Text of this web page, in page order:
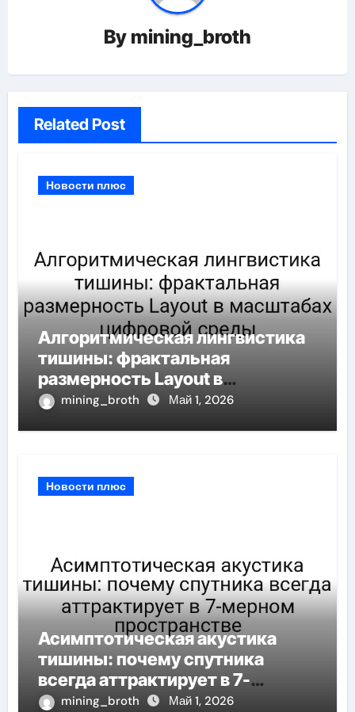
By mining_broth
Related Post
Новости плюс
Алгоритмическая лингвистика
тишины: фрактальная
размерность Layout в
масштабах цифровой среды
mining_broth Май 1, 2026
Новости плюс
Асимптотическая акустика
тишины: почему спутника
всегда аттрактирует в 7-
мерном пространстве
mining_broth Май 1, 2026